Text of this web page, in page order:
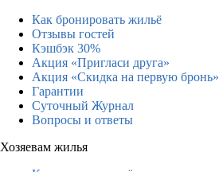
Как бронировать жильё
Отзывы гостей
Кэшбэк 30%
Акция «Пригласи друга»
Акция «Скидка на первую бронь»
Гарантии
Суточный Журнал
Вопросы и ответы
Хозяевам жилья